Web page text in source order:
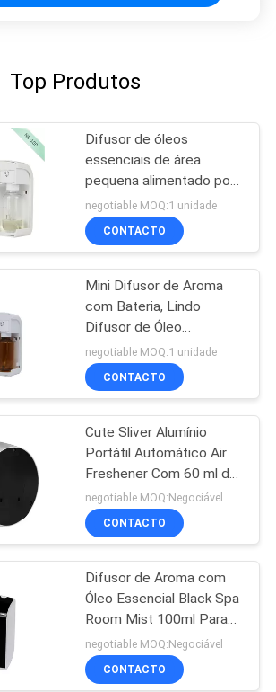
Top Produtos
Difusor de óleos
essenciais de área
pequena alimentado por
bateria PP Materail para
quarto de hotel
negotiable MOQ:1 unidade
CONTACTO
Mini Difusor de Aroma
com Bateria, Lindo
Difusor de Óleo
Essencial com
Capacidade de 100 ml
negotiable MOQ:1 unidade
CONTACTO
Cute Sliver Alumínio
Portátil Automático Air
Freshener Com 60 ml de
frasco de vidro
negotiable MOQ:Negociável
CONTACTO
Difusor de Aroma com
Óleo Essencial Black Spa
Room Mist 100ml Para
Marketing de Aromas
negotiable MOQ:Negociável
CONTACTO